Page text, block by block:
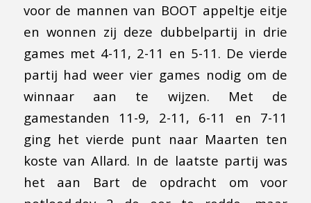
voor de mannen van BOOT appeltje eitje
en wonnen zij deze dubbelpartij in drie
games met 4-11, 2-11 en 5-11. De vierde
partij had weer vier games nodig om de
winnaar aan te wijzen. Met de
gamestanden 11-9, 2-11, 6-11 en 7-11
ging het vierde punt naar Maarten ten
koste van Allard. In de laatste partij was
het aan Bart de opdracht om voor